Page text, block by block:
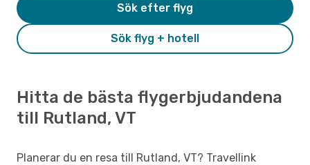
Sök flyg + hotell
Sök efter flyg
Hitta de bästa flygerbjudandena
till Rutland, VT
Planerar du en resa till Rutland, VT? Travellink